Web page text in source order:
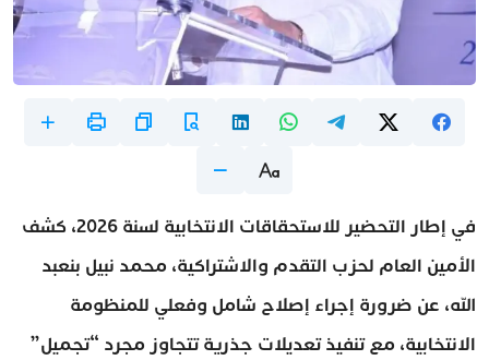
في إطار التحضير للاستحقاقات الانتخابية لسنة 2026، كشف
الأمين العام لحزب التقدم والاشتراكية، محمد نبيل بنعبد
الله، عن ضرورة إجراء إصلاح شامل وفعلي للمنظومة
الانتخابية، مع تنفيذ تعديلات جذرية تتجاوز مجرد “تجميل”